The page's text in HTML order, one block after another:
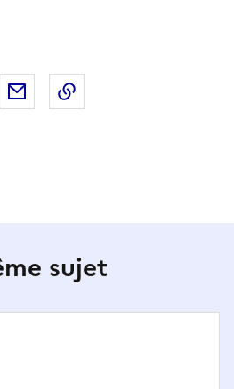
X (anciennement Twitter)
sur LinkedIn
Partager par email
sujet